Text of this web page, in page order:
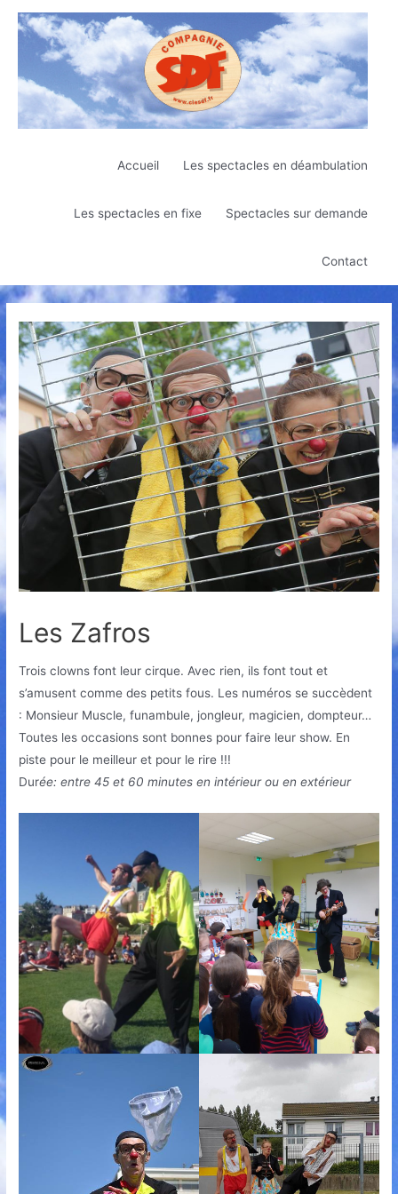
Aller
contenu
Accueil Les spectacles en déambulation
Les spectacles en fixe Spectacles sur demande
Contact
Les Zafros
Trois clowns font leur cirque. Avec rien, ils font tout et
s’amusent comme des petits fous. Les numéros se succèdent
: Monsieur Muscle, funambule, jongleur, magicien, dompteur…
Toutes les occasions sont bonnes pour faire leur show. En
piste pour le meilleur et pour le rire !!!
Durée: entre 45 et 60 minutes en intérieur ou en extérieur